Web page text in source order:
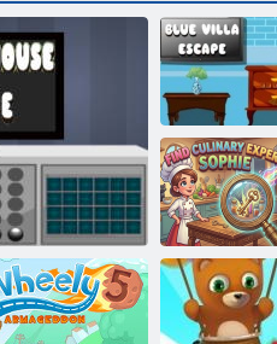
Blaue Villa
Flucht
Finden Sie die
kulinarische
Expertin Sophie